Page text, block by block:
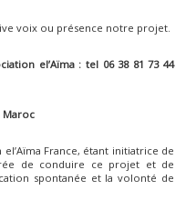
voix ou présence notre projet.
el’Aïma : tel 06 38 81 73 44
Maroc
France, étant initiatrice de
de conduire ce projet et de
spontanée et la volonté de